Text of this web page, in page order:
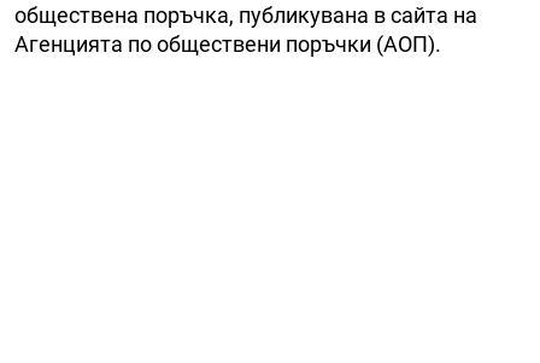
обществена поръчка, публикувана в сайта на
Агенцията по обществени поръчки (АОП).